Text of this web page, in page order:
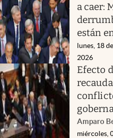
a caer:
están
lunes, 18
2026
Efecto
Amparo
miércoles,